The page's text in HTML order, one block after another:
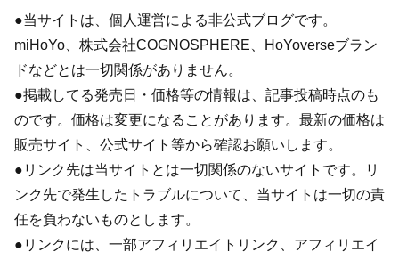
●当サイトは、個人運営による非公式ブログです。
miHoYo、株式会社COGNOSPHERE、HoYoverseブラン
ドなどとは一切関係がありません。
●掲載してる発売日・価格等の情報は、記事投稿時点のも
のです。価格は変更になることがあります。最新の価格は
販売サイト、公式サイト等から確認お願いします。
●リンク先は当サイトとは一切関係のないサイトです。リ
ンク先で発生したトラブルについて、当サイトは一切の責
任を負わないものとします。
●リンクには、一部アフィリエイトリンク、アフィリエイ